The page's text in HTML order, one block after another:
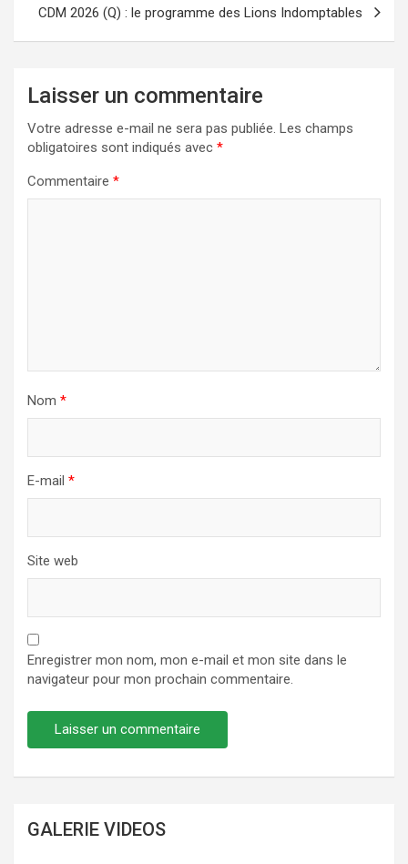
CDM 2026 (Q) : le programme des Lions Indomptables
Laisser un commentaire
Votre adresse e-mail ne sera pas publiée. Les champs
obligatoires sont indiqués avec *
Commentaire *
Nom *
E-mail *
Site web
Enregistrer mon nom, mon e-mail et mon site dans le
navigateur pour mon prochain commentaire.
GALERIE VIDEOS